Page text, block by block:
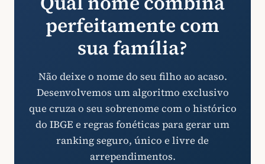
perfeitamente com
sua família?
Não deixe o nome do seu filho ao acaso.
Desenvolvemos um algoritmo exclusivo
que cruza o seu sobrenome com o histórico
do IBGE e regras fonéticas para gerar um
ranking seguro, único e livre de
arrependimentos.